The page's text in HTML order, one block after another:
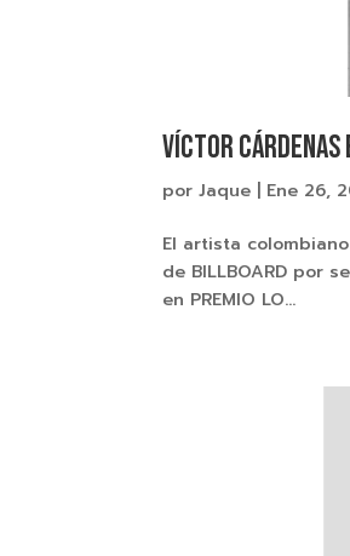
VÍCTOR
porJaque Ene 26,
El artista colombiano
de BILLBOARD por
en PREMIO LO...